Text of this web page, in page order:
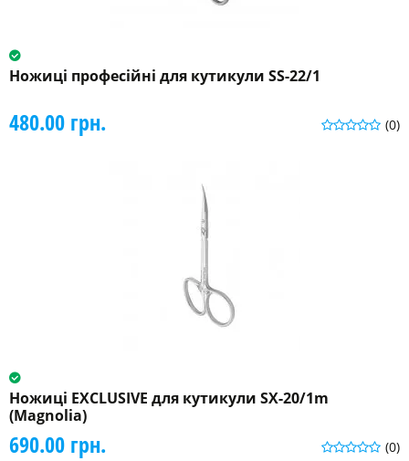
Ножиці професійні для кутикули SS-22/1
(0)
480.00 грн.
Ножиці EXCLUSIVE для кутикули SX-20/1m
(Magnolia)
(0)
690.00 грн.